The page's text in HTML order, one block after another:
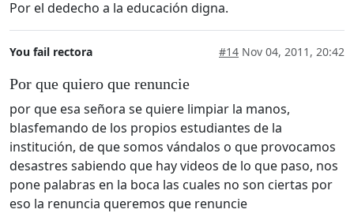
Por el dedecho a la educación digna.
You fail rectora #14 Nov 04, 2011, 20:42
Por que quiero que renuncie
por que esa señora se quiere limpiar la manos,
blasfemando de los propios estudiantes de la
institución, de que somos vándalos o que provocamos
desastres sabiendo que hay videos de lo que paso, nos
pone palabras en la boca las cuales no son ciertas por
eso la renuncia queremos que renuncie